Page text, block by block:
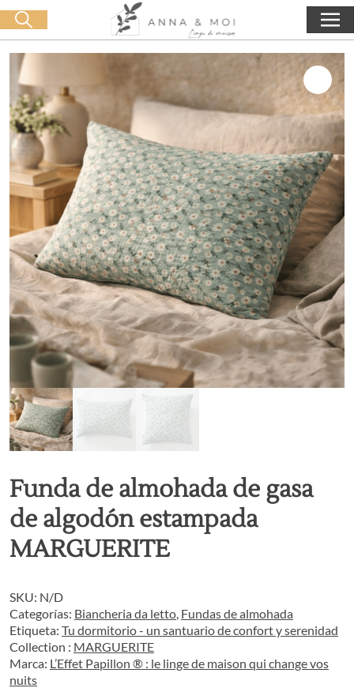
Oferta de entrega a partir de 60€ de compra 0,00€
Iniciar búsqueda
Funda de almohada de gasa
de algodón estampada
MARGUERITE
SKU: N/D
Categorías: Biancheria da letto, Fundas de almohada
Etiqueta: Tu dormitorio - un santuario de confort y serenidad
Collection : MARGUERITE
Marca: L’Effet Papillon ® : le linge de maison qui change vos
nuits